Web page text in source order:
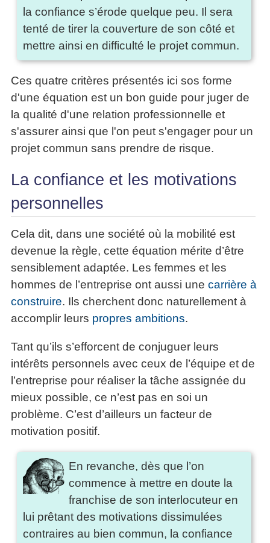
la confiance s’érode quelque peu. Il sera
tenté de tirer la couverture de son côté et
mettre ainsi en difficulté le projet commun.
Ces quatre critères présentés ici sos forme
d'une équation est un bon guide pour juger de
la qualité d'une relation professionnelle et
s'assurer ainsi que l'on peut s'engager pour un
projet commun sans prendre de risque.
La confiance et les motivations
personnelles
Cela dit, dans une société où la mobilité est
devenue la règle, cette équation mérite d’être
sensiblement adaptée. Les femmes et les
hommes de l’entreprise ont aussi une carrière à
construire. Ils cherchent donc naturellement à
accomplir leurs propres ambitions.
Tant qu’ils s’efforcent de conjuguer leurs
intérêts personnels avec ceux de l’équipe et de
l’entreprise pour réaliser la tâche assignée du
mieux possible, ce n’est pas en soi un
problème. C’est d’ailleurs un facteur de
motivation positif.
En revanche, dès que l’on
commence à mettre en doute la
franchise de son interlocuteur en
lui prêtant des motivations dissimulées
contraires au bien commun, la confiance